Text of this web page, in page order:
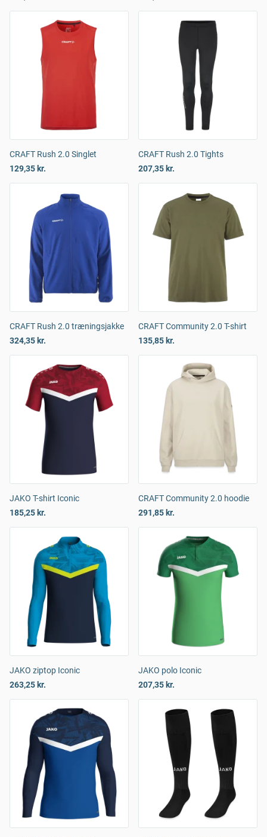
CRAFT Rush 2.0 Singlet
129,35 kr.
CRAFT Rush 2.0 Tights
207,35 kr.
CRAFT Rush 2.0 træningsjakke
324,35 kr.
CRAFT Community 2.0 T-shirt
135,85 kr.
JAKO T-shirt Iconic
185,25 kr.
CRAFT Community 2.0 hoodie
291,85 kr.
JAKO ziptop Iconic
263,25 kr.
JAKO polo Iconic
207,35 kr.